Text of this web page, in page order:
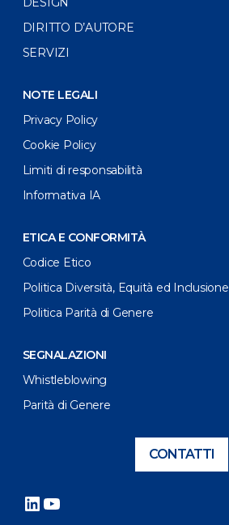
DIRITTO D’AUTORE
SERVIZI
NOTE LEGALI
Privacy Policy
Cookie Policy
Limiti di responsabilità
Informativa IA
ETICA E CONFORMITÀ
Codice Etico
Politica Diversità, Equità ed Inclusione
Politica Parità di Genere
SEGNALAZIONI
Whistleblowing
Parità di Genere
CONTATTI
LinkedIn
YouTube